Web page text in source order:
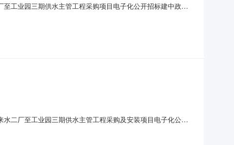
工业园三期供水主管工程采购项目电子化公开招标建中政采
期供水主管工程采购项目2、项目编号：建中政采字万安
二厂至工业园三期供水主管工程采购及安装项目电子化公开
来水二厂至工业园三期供水主管工程采购及安装项目2、项目